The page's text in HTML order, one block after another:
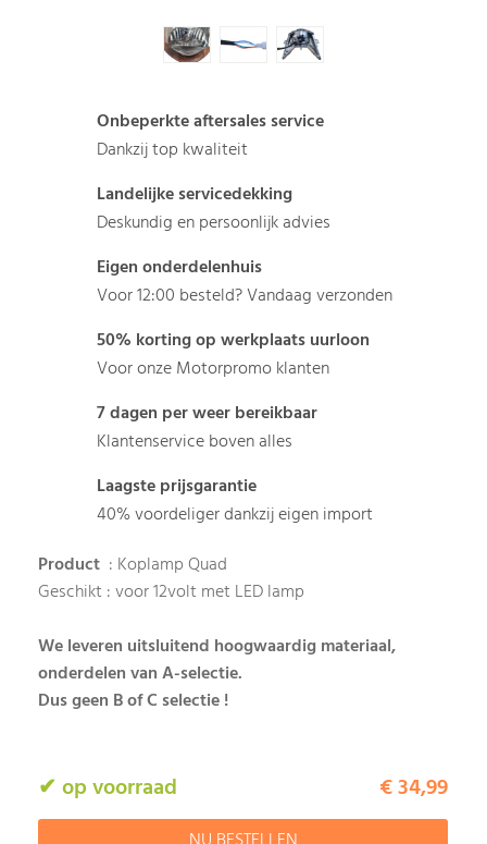
Onbeperkte aftersales service
Dankzij top kwaliteit
Landelijke servicedekking
Deskundig en persoonlijk advies
Eigen onderdelenhuis
Voor 12:00 besteld? Vandaag verzonden
50% korting op werkplaats uurloon
Voor onze Motorpromo klanten
7 dagen per weer bereikbaar
Klantenservice boven alles
Laagste prijsgarantie
40% voordeliger dankzij eigen import
Product : Koplamp Quad
Geschikt : voor 12volt met LED lamp
We leveren uitsluitend hoogwaardig materiaal,
onderdelen van A-selectie.
Dus geen B of C selectie !
✔ op voorraad € 34,99